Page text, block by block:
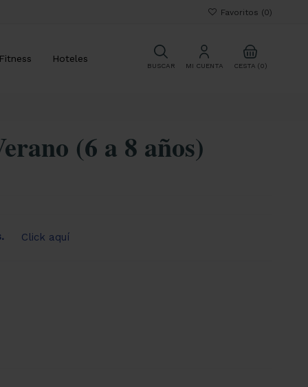
Favoritos (0)
Fitness Hoteles
BUSCAR MI CUENTA CESTA (0)
(6 a 8 años)
Click aquí